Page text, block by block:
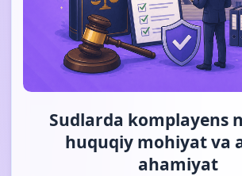
Sudlarda komplayens
huquqiy mohiyat va
ahamiyat